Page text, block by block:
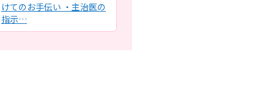
けてのお手伝い ・主治医の
指示…